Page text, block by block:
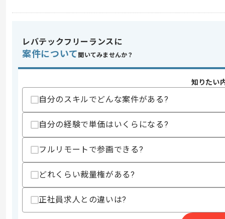
・COM、DCMなどの通信スタックの設
・チーム開発経験
・機能安全、プロセス(ISO 26262、
・マイコン(Renesas RH850、Infineon
上記に似た経験やスキルをお持ちであれば申
精算・お支払い
精算条件
精算基準時間
140時間〜180時間
支払いサイト
レバテックフリーランスに
案件について 聞いてみませんか？
知りたい
自分のスキルでどんな案件がある?
自分の経験で単価はいくらになる?
フルリモートで参画できる?
どれくらい裁量権がある?
正社員求人との違いは?